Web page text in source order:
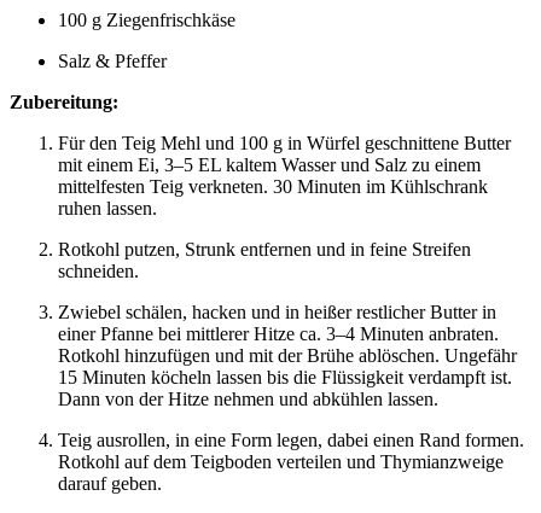
100 g Ziegenfrischkäse
Salz & Pfeffer
Zubereitung:
Für den Teig Mehl und 100 g in Würfel geschnittene Butter
mit einem Ei, 3–5 EL kaltem Wasser und Salz zu einem
mittelfesten Teig verkneten. 30 Minuten im Kühlschrank
ruhen lassen.
Rotkohl putzen, Strunk entfernen und in feine Streifen
schneiden.
Zwiebel schälen, hacken und in heißer restlicher Butter in
einer Pfanne bei mittlerer Hitze ca. 3–4 Minuten anbraten.
Rotkohl hinzufügen und mit der Brühe ablöschen. Ungefähr
15 Minuten köcheln lassen bis die Flüssigkeit verdampft ist.
Dann von der Hitze nehmen und abkühlen lassen.
Teig ausrollen, in eine Form legen, dabei einen Rand formen.
Rotkohl auf dem Teigboden verteilen und Thymianzweige
darauf geben.